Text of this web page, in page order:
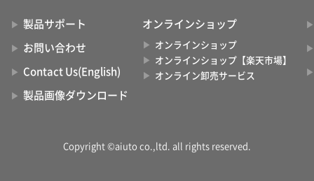
製品サポート
お問い合わせ
Contact Us(English)
製品画像ダウンロード
オンラインショップ
オンラインショップ
オンラインショップ【楽天市場】
オンライン卸売サービス
Copyright ©aiuto co.,ltd. all rights reserved.